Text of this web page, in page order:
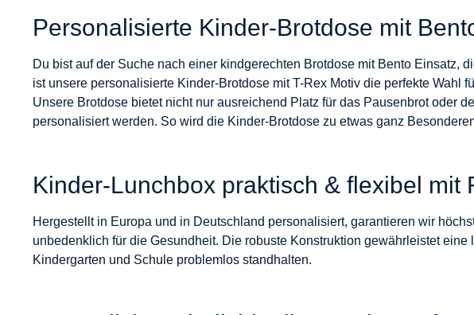
Personalisierte Kinder-Brotdose mit
Du bist auf der Suche nach einer kindgerechten Brotdose mit Bento
ist unsere personalisierte Kinder-Brotdose mit T-Rex Motiv die perfekte Wahl
Unsere Brotdose bietet nicht nur ausreichend Platz für das Pausenbrot oder
personalisiert werden. So wird die Kinder-Brotdose zu etwas ganz
Kinder-Lunchbox praktisch & flexibel
Hergestellt in Europa und in Deutschland personalisiert, garantieren wir
unbedenklich für die Gesundheit. Die robuste Konstruktion gewährleistet
Kindergarten und Schule problemlos standhalten.